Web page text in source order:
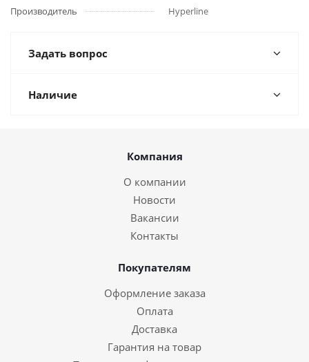
Производитель
Hyperline
Задать вопрос
Наличие
Компания
О компании
Новости
Вакансии
Контакты
Покупателям
Оформление заказа
Оплата
Доставка
Гарантия на товар